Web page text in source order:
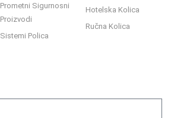
Prometni Sigurnosni
Proizvodi
Sistemi Polica
Hotelska Kolica
Ručna Kolica